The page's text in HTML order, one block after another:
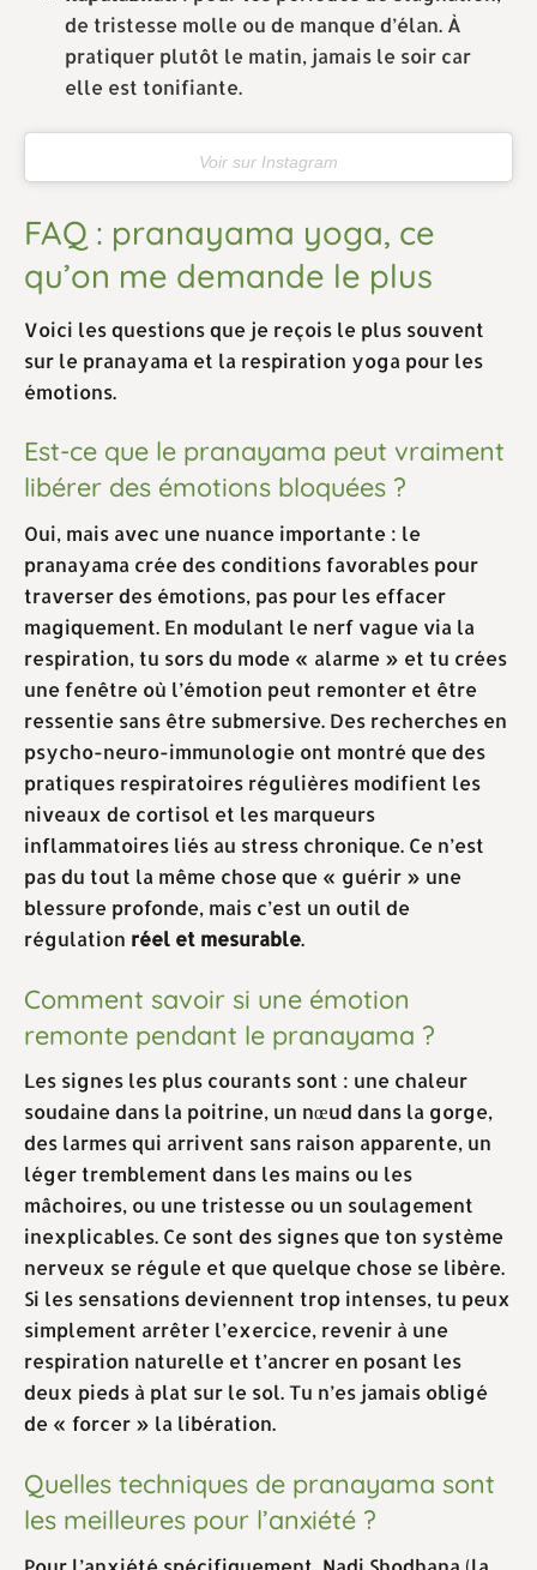
de tristesse molle ou de manque d’élan. À
pratiquer plutôt le matin, jamais le soir car
elle est tonifiante.
Voir sur Instagram
FAQ : pranayama yoga, ce
qu’on me demande le plus
Voici les questions que je reçois le plus souvent
sur le pranayama et la respiration yoga pour les
émotions.
Est-ce que le pranayama peut vraiment
libérer des émotions bloquées ?
Oui, mais avec une nuance importante : le
pranayama crée des conditions favorables pour
traverser des émotions, pas pour les effacer
magiquement. En modulant le nerf vague via la
respiration, tu sors du mode « alarme » et tu crées
une fenêtre où l’émotion peut remonter et être
ressentie sans être submersive. Des recherches en
psycho-neuro-immunologie ont montré que des
pratiques respiratoires régulières modifient les
niveaux de cortisol et les marqueurs
inflammatoires liés au stress chronique. Ce n’est
pas du tout la même chose que « guérir » une
blessure profonde, mais c’est un outil de
régulation réel et mesurable.
Comment savoir si une émotion
remonte pendant le pranayama ?
Les signes les plus courants sont : une chaleur
soudaine dans la poitrine, un nœud dans la gorge,
des larmes qui arrivent sans raison apparente, un
léger tremblement dans les mains ou les
mâchoires, ou une tristesse ou un soulagement
inexplicables. Ce sont des signes que ton système
nerveux se régule et que quelque chose se libère.
Si les sensations deviennent trop intenses, tu peux
simplement arrêter l’exercice, revenir à une
respiration naturelle et t’ancrer en posant les
deux pieds à plat sur le sol. Tu n’es jamais obligé
de « forcer » la libération.
Quelles techniques de pranayama sont
les meilleures pour l’anxiété ?